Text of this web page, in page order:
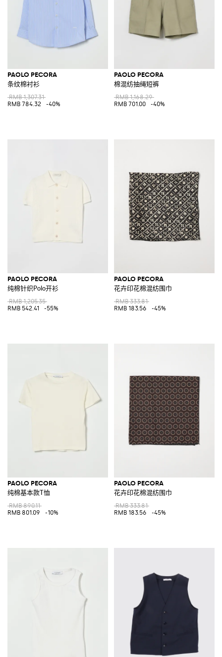
PAOLO PECORA
条纹棉衬衫
RMB 1,307.31
RMB 784.32
-40%
PAOLO PECORA
棉混纺抽绳短裤
RMB 1,168.29
RMB 701.00
-40%
PAOLO PECORA
纯棉针织Polo开衫
RMB 1,205.35
RMB 542.41
-55%
PAOLO PECORA
花卉印花棉混纺围巾
RMB 333.81
RMB 183.56
-45%
PAOLO PECORA
纯棉基本款T恤
RMB 890.11
RMB 801.09
-10%
PAOLO PECORA
花卉印花棉混纺围巾
RMB 333.81
RMB 183.56
-45%